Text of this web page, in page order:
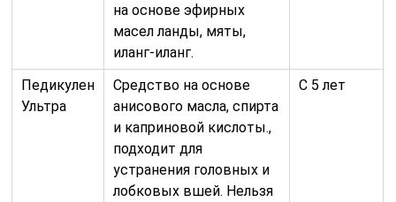
на основе эфирных
масел ланды, мяты,
иланг-иланг.
Педикулен
Ультра
Средство на основе
анисового масла, спирта
и каприновой кислоты.,
подходит для
устранения головных и
лобковых вшей. Нельзя
С 5 лет